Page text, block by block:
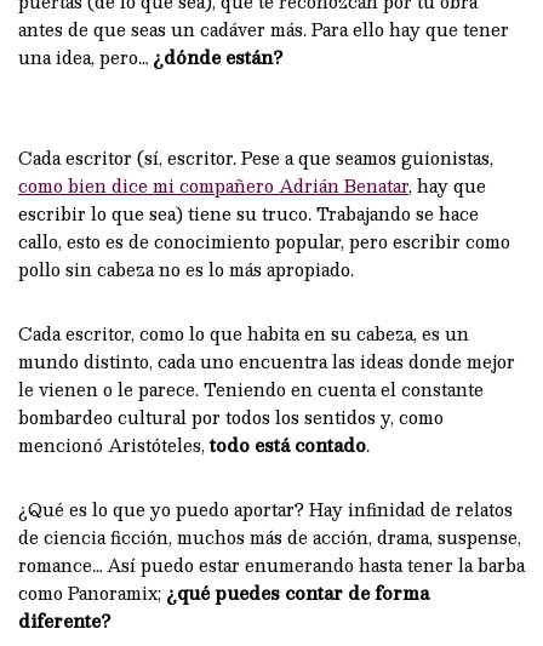
antes de que seas un cadáver más. Para ello hay que tener
una idea, pero… ¿dónde están?
Cada escritor (sí, escritor. Pese a que seamos guionistas,
como bien dice mi compañero Adrián Benatar, hay que
escribir lo que sea) tiene su truco. Trabajando se hace
callo, esto es de conocimiento popular, pero escribir como
pollo sin cabeza no es lo más apropiado.
Cada escritor, como lo que habita en su cabeza, es un
mundo distinto, cada uno encuentra las ideas donde mejor
le vienen o le parece. Teniendo en cuenta el constante
bombardeo cultural por todos los sentidos y, como
mencionó Aristóteles,todo está contado.
¿Qué es lo que yo puedo aportar? Hay infinidad de relatos
de ciencia ficción, muchos más de acción, drama, suspense,
romance… Así puedo estar enumerando hasta tener la barba
como Panoramix; ¿qué puedes contar de forma
diferente?